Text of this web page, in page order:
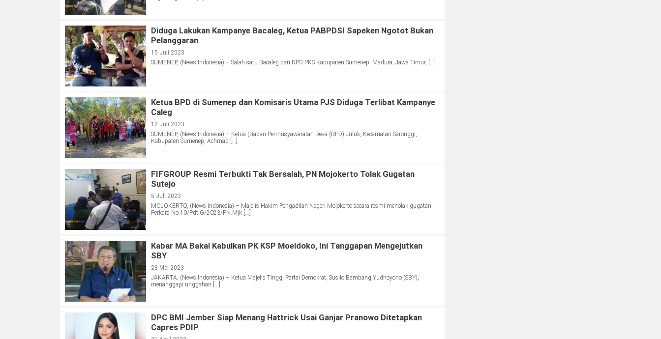
Diduga Lakukan Kampanye Bacaleg, Ketua PABPDSI Sapeken Ngotot Bukan
Pelanggaran
15 Juli 2023
SUMENEP, (News Indonesia) – Salah satu Bacaleg dari DPD PKS Kabupaten Sumenep, Madura, Jawa Timur, […]
Ketua BPD di Sumenep dan Komisaris Utama PJS Diduga Terlibat Kampanye
Caleg
12 Juli 2023
SUMENEP, (News Indonesia) – Ketua (Badan Permusyawaratan Desa (BPD) Juluk, Kecamatan Saronggi,
Kabupaten Sumenep, Achmad […]
FIFGROUP Resmi Terbukti Tak Bersalah, PN Mojokerto Tolak Gugatan
Sutejo
5 Juli 2023
MOJOKERTO, (News Indonesia) – Majelis Hakim Pengadilan Negeri Mojokerto secara resmi menolak gugatan
Perkara No.10/Pdt.G/2023/PN.Mjk […]
Kabar MA Bakal Kabulkan PK KSP Moeldoko, Ini Tanggapan Mengejutkan
SBY
28 Mei 2023
JAKARTA, (News Indonesia) – Ketua Majelis Tinggi Partai Demokrat, Susilo Bambang Yudhoyono (SBY),
menanggapi unggahan […]
DPC BMI Jember Siap Menang Hattrick Usai Ganjar Pranowo Ditetapkan
Capres PDIP